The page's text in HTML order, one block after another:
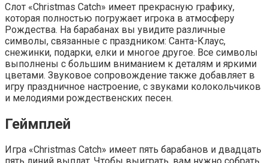
Слот «Christmas Catch» имеет прекрасную графику,
которая полностью погружает игрока в атмосферу
Рождества. На барабанах вы увидите различные
символы, связанные с праздником: Санта-Клаус,
снежинки, подарки, елки и многое другое. Все символы
выполнены с большим вниманием к деталям и яркими
цветами. Звуковое сопровождение также добавляет в
игру праздничное настроение, с звуками колокольчиков
и мелодиями рождественских песен.
Геймплей
Игра «Christmas Catch» имеет пять барабанов и двадцать